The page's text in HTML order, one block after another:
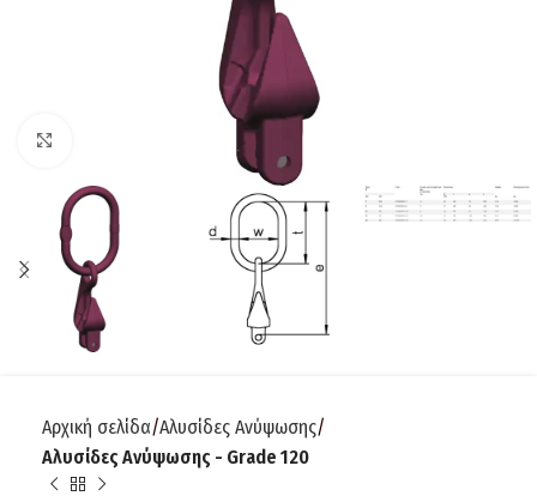
Αρχική σελίδα Αλυσίδες Ανύψωσης
Αλυσίδες Ανύψωσης - Grade 120